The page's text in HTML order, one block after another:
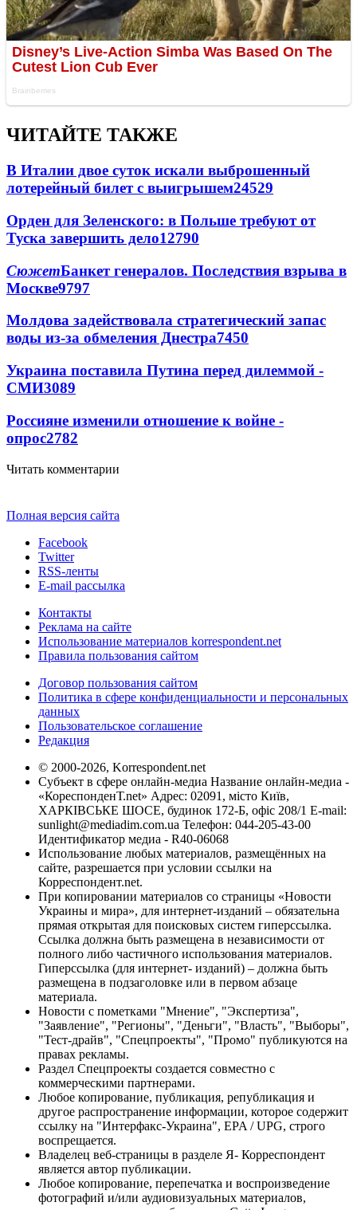
ЧИТАЙТЕ ТАКЖЕ
В Италии двое суток искали выброшенный
лотерейный билет с выигрышем24529
Орден для Зеленского: в Польше требуют от
Туска завершить дело12790
СюжетБанкет генералов. Последствия взрыва в
Москве9797
Молдова задействовала стратегический запас
воды из-за обмеления Днестра7450
Украина поставила Путина перед дилеммой -
СМИ3089
Россияне изменили отношение к войне -
опрос2782
Читать комментарии
Полная версия сайта
Facebook
Twitter
RSS-ленты
E-mail рассылка
Контакты
Реклама на сайте
Использование материалов korrespondent.net
Правила пользования сайтом
Договор пользования сайтом
Политика в сфере конфиденциальности и персональных
данных
Пользовательское соглашение
Редакция
© 2000-2026, Korrespondent.net
Субъект в сфере онлайн-медиа Название онлайн-медиа -
«КореспонденТ.net» Адрес: 02091, місто Київ,
ХАРКІВСЬКЕ ШОСЕ, будинок 172-Б, офіс 208/1 E-mail:
sunlight@mediadim.com.ua Телефон: 044-205-43-00
Идентификатор медиа - R40-06068
Использование любых материалов, размещённых на
сайте, разрешается при условии ссылки на
Корреспондент.net.
При копировании материалов со страницы «Новости
Украины и мира», для интернет-изданий – обязательна
прямая открытая для поисковых систем гиперссылка.
Ссылка должна быть размещена в независимости от
полного либо частичного использования материалов.
Гиперссылка (для интернет- изданий) – должна быть
размещена в подзаголовке или в первом абзаце
материала.
Новости с пометками "Мнение", "Экспертиза",
"Заявление", "Регионы", "Деньги", "Власть", "Выборы",
"Тест-драйв", "Спецпроекты", "Промо" публикуются на
правах рекламы.
Раздел Спецпроекты создается совместно с
коммерческими партнерами.
Любое копирование, публикация, републикация и
другое распространение информации, которое содержит
ссылку на "Интерфакс-Украина", EPA / UPG, строго
воспрещается.
Владелец веб-страницы в разделе Я- Корреспондент
является автор публикации.
Любое копирование, перепечатка и воспроизведение
фотографий и/или аудиовизуальных материалов,